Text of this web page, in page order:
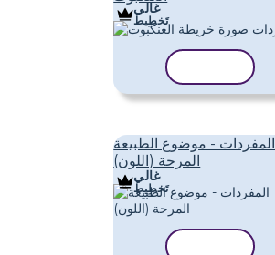
غالي
تَخطِيط
المفردات - موضوع الطبيعة
المرحة (اللون)
غالي
تَخطِيط